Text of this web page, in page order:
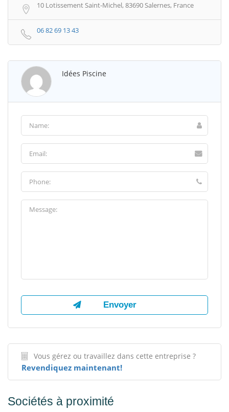
10 Lotissement Saint-Michel, 83690 Salernes, France
06 82 69 13 43
Idées Piscine
Vous gérez ou travaillez dans cette entreprise ?
Revendiquez maintenant!
Sociétés à proximité